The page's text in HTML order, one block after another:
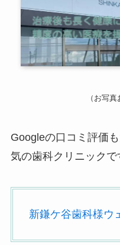
（お写
Googleの口コミ評価
気の歯科クリニックで
新鎌ケ谷歯科様ウ